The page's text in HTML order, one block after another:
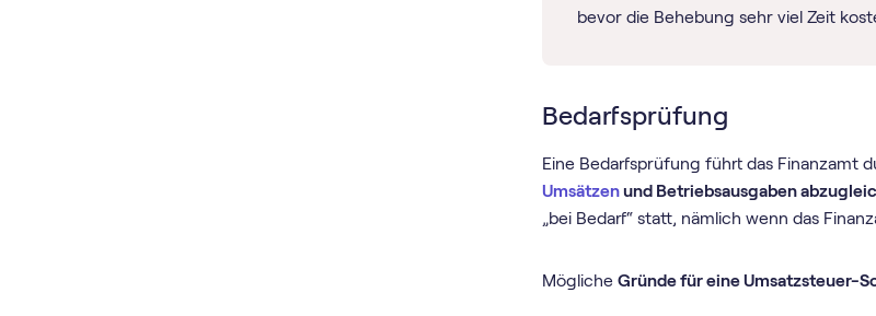
bevor die Behebung sehr viel Zeit
Bedarfsprüfung
Eine Bedarfsprüfung führt das Finanzamt
Umsätzenund Betriebsausgaben
„bei Bedarf“ statt, nämlich wenn das
MöglicheGründe für eine Umsatzsteuer-